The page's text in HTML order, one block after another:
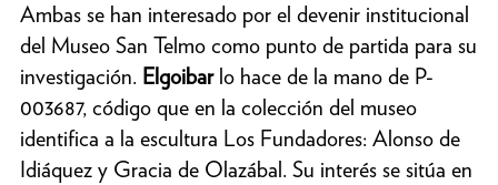
Ambas se han interesado por el devenir institucional
del Museo San Telmo como punto de partida para su
investigación. Elgoibarlo hace de la mano de P-
003687, código que en la colección del museo
identifica a la escultura Los Fundadores: Alonso de
Idiáquez y Gracia de Olazábal. Su interés se sitúa en